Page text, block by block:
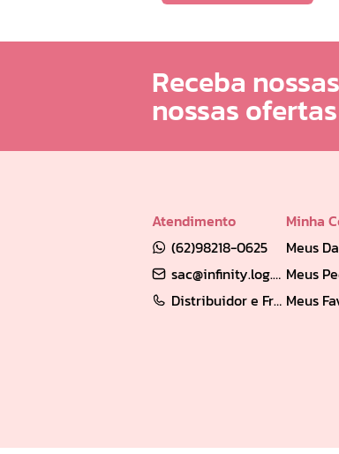
Receba
nossas
Atendimento
(62)98218-0625
sac@infinity.log.br
Distribuidor e Franqueado: (62) 98189-0213
Minha
Meus
Meus
Meus